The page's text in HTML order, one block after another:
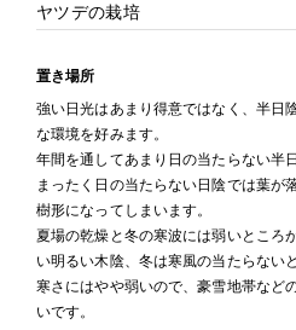
ヤツデの栽培
置き場所
強い日光はあまり得意ではなく、半日
な環境を好みます。
年間を通してあまり日の当たらない半
まったく日の当たらない日陰では葉が
樹形になってしまいます。
夏場の乾燥と冬の寒波には弱いところ
い明るい木陰、冬は寒風の当たらない
寒さにはやや弱いので、豪雪地帯など
いです。